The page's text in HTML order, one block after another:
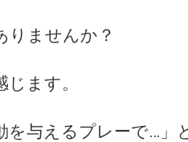
りませんか？
ます。
を与えるプレーで…」